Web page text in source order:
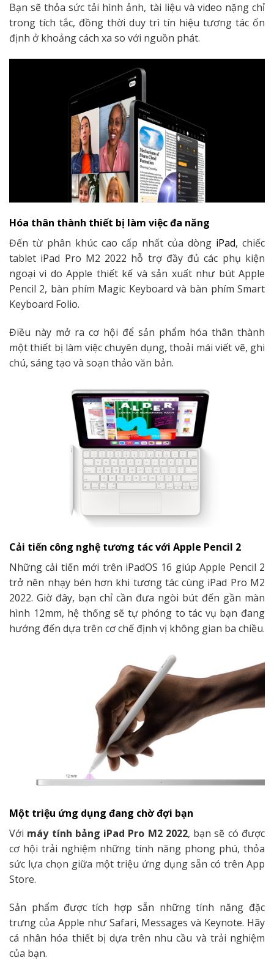
Bạn sẽ thỏa sức tải hình ảnh, tài liệu và video nặng chỉ
trong tích tắc, đồng thời duy trì tín hiệu tương tác ổn
định ở khoảng cách xa so với nguồn phát.
Hóa thân thành thiết bị làm việc đa năng
Đến từ phân khúc cao cấp nhất của dòng iPad, chiếc
tablet iPad Pro M2 2022 hỗ trợ đầy đủ các phụ kiện
ngoại vi do Apple thiết kế và sản xuất như bút Apple
Pencil 2, bàn phím Magic Keyboard và bàn phím Smart
Keyboard Folio.
Điều này mở ra cơ hội để sản phẩm hóa thân thành
một thiết bị làm việc chuyên dụng, thoải mái viết vẽ, ghi
chú, sáng tạo và soạn thảo văn bản.
Cải tiến công nghệ tương tác với Apple Pencil 2
Những cải tiến mới trên iPadOS 16 giúp Apple Pencil 2
trở nên nhạy bén hơn khi tương tác cùng iPad Pro M2
2022. Giờ đây, bạn chỉ cần đưa ngòi bút đến gần màn
hình 12mm, hệ thống sẽ tự phóng to tác vụ bạn đang
hướng đến dựa trên cơ chế định vị không gian ba chiều.
Một triệu ứng dụng đang chờ đợi bạn
Với máy tính bảng iPad Pro M2 2022, bạn sẽ có được
cơ hội trải nghiệm những tính năng phong phú, thỏa
sức lựa chọn giữa một triệu ứng dụng sẵn có trên App
Store.
Sản phẩm được tích hợp sẵn những tính năng đặc
trưng của Apple như Safari, Messages và Keynote. Hãy
cá nhân hóa thiết bị dựa trên nhu cầu và trải nghiệm
của bạn.